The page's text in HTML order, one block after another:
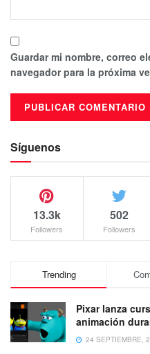
Guardar mi nombre, correo
navegador para la próxima
Síguenos
13.3k
Followers
502
Followers
Trending
Pixar lanza
animación
24 SEPTIEMBRE,